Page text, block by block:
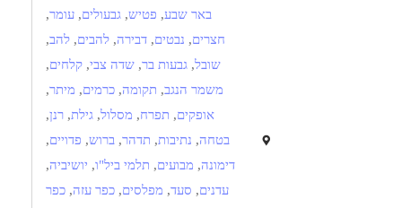
באר שבע, פטיש, גבעולים, עומר,
חצרים, נבטים, דבירה, להבים, להב,
שובל, גבעות בר, שדה צבי, קלחים,
משמר הנגב, תקומה, כרמים, מיתר,
אופקים, תפרח, מסלול, גילת, רנן,
בטחה, נתיבות, תדהר, ברוש, פדויים,
דימונה, מבועים, תלמי ביל"ו, יושיביה,
עדנים, סעד, מפלסים, כפר עזה, כפר